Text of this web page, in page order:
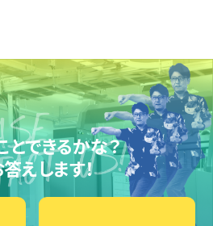
とできるかな？
えします！